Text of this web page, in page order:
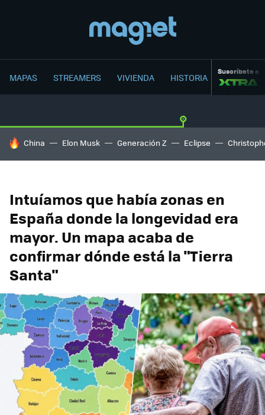
MAPAS STREAMERS VIVIENDA HISTORIA Suscríbete a
HOY SE HABLA DE
China Elon Musk Generación Z Eclipse
Intuíamos que había zonas en
España donde la longevidad era
mayor. Un mapa acaba de
confirmar dónde está la "Tierra
Santa"